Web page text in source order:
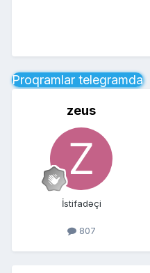
Proqramlar telegramda
zeus
İstifadəçi
807